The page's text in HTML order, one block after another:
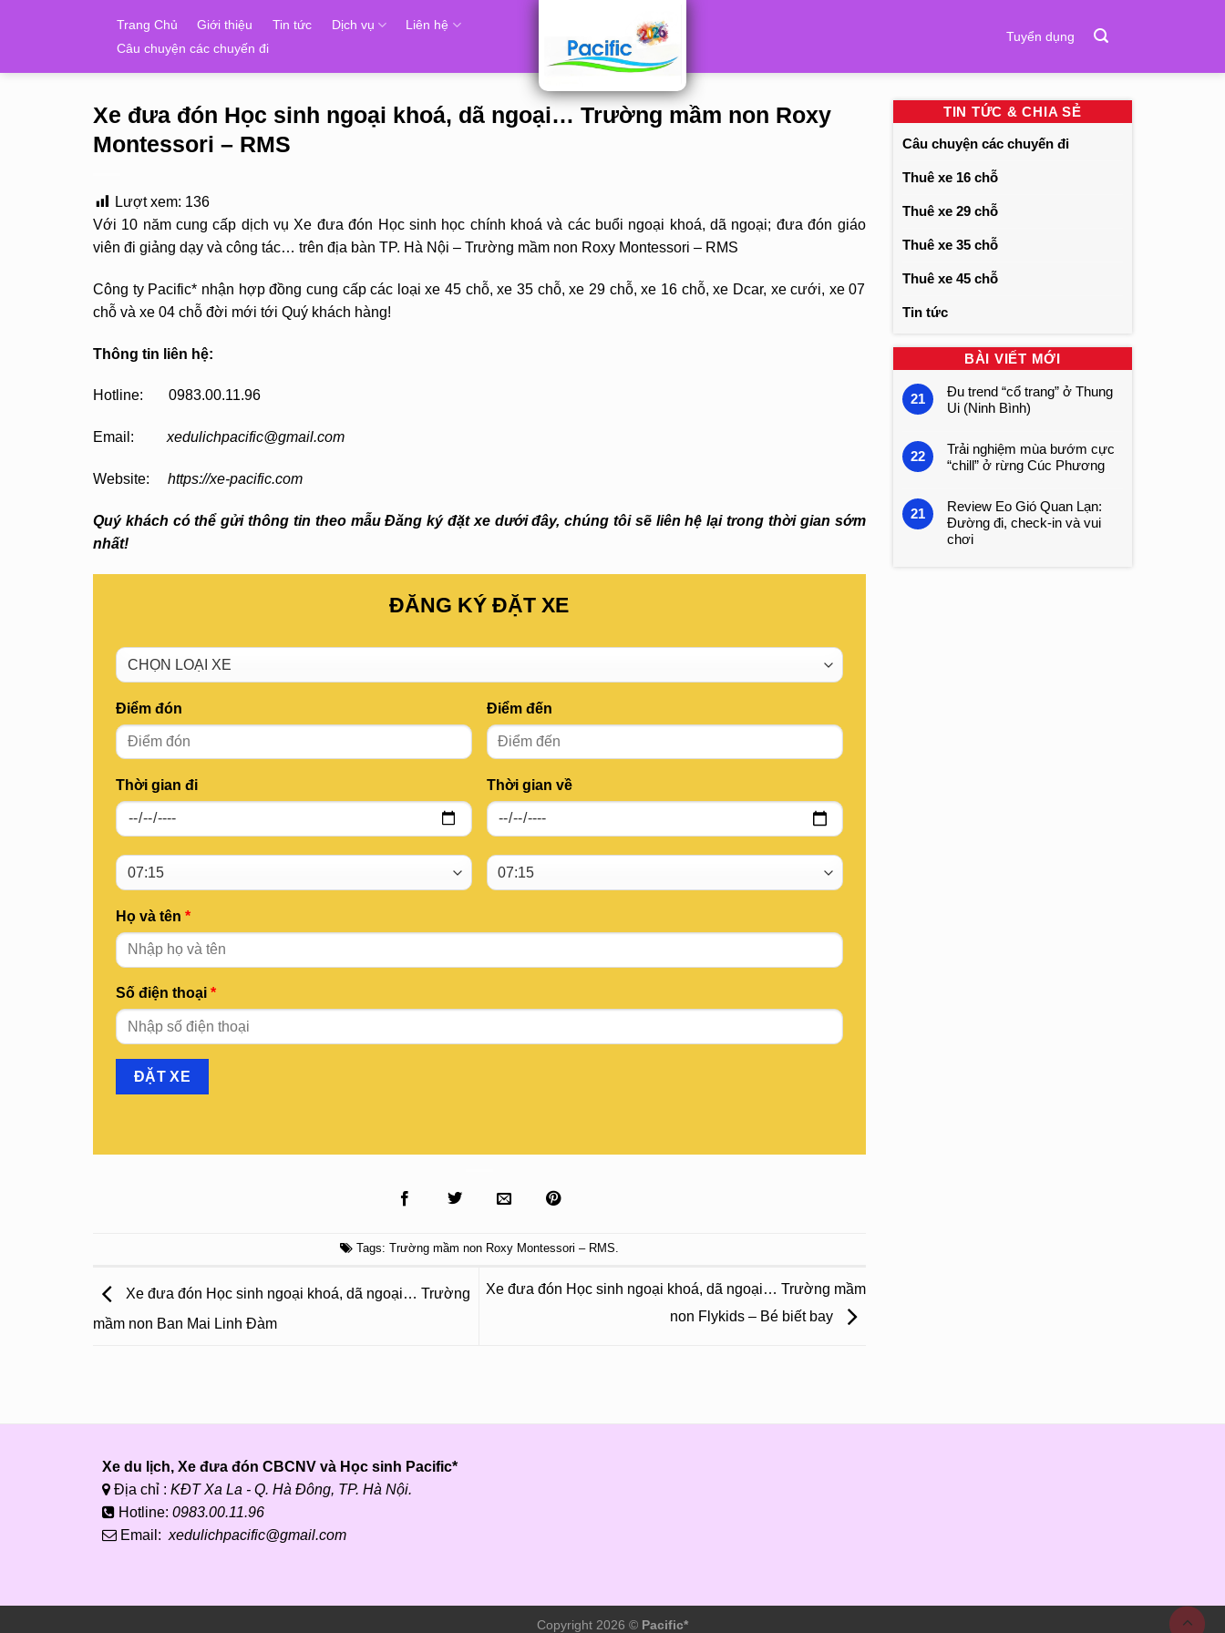
Trang Chủ Giới thiệu Tin tức Dịch vụ
Liên hệ
Câu chuyện các chuyến đi
Tuyển dụng
Xe đưa đón Học sinh ngoại khoá, dã ngoại… Trường mầm non Roxy
Montessori – RMS
Lượt xem: 136
Với 10 năm cung cấp dịch vụ Xe đưa đón Học sinh học chính khoá và các buổi ngoại khoá, dã ngoại; đưa đón giáo
viên đi giảng dạy và công tác… trên địa bàn TP. Hà Nội – Trường mầm non Roxy Montessori – RMS
Công ty Pacific* nhận hợp đồng cung cấp các loại xe 45 chỗ, xe 35 chỗ, xe 29 chỗ, xe 16 chỗ, xe Dcar, xe cưới, xe 07
chỗ và xe 04 chỗ đời mới tới Quý khách hàng!
Thông tin liên hệ:
Hotline: 0983.00.11.96
Email: xedulichpacific@gmail.com
Website: https://xe-pacific.com
Quý khách có thể gửi thông tin theo mẫu Đăng ký đặt xe dưới đây, chúng tôi sẽ liên hệ lại trong thời gian sớm
nhất!
ĐĂNG KÝ ĐẶT XE
Điểm đón
Thời gian đi
Điểm đến
Thời gian về
Họ và tên *
Số điện thoại *
Tags: Trường mầm non Roxy Montessori – RMS.
Xe đưa đón Học sinh ngoại khoá, dã ngoại… Trường
mầm non Ban Mai Linh Đàm
Xe đưa đón Học sinh ngoại khoá, dã ngoại… Trường mầm
non Flykids – Bé biết bay
TIN TỨC & CHIA SẺ
Câu chuyện các chuyến đi
Thuê xe 16 chỗ
Thuê xe 29 chỗ
Thuê xe 35 chỗ
Thuê xe 45 chỗ
Tin tức
BÀI VIẾT MỚI
21
Đu trend “cổ trang” ở Thung
Ui (Ninh Bình)
22
Trải nghiệm mùa bướm cực
“chill” ở rừng Cúc Phương
21
Review Eo Gió Quan Lạn:
Đường đi, check-in và vui
chơi
Xe du lịch, Xe đưa đón CBCNV và Học sinh Pacific*
Địa chỉ : KĐT Xa La - Q. Hà Đông, TP. Hà Nội.
Hotline: 0983.00.11.96
Email: xedulichpacific@gmail.com
Copyright 2026 © Pacific*